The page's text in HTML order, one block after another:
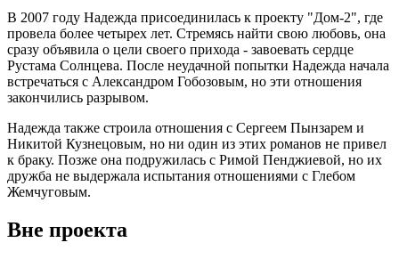
В 2007 году Надежда присоединилась к проекту "Дом-2", где
провела более четырех лет. Стремясь найти свою любовь, она
сразу объявила о цели своего прихода - завоевать сердце
Рустама Солнцева. После неудачной попытки Надежда начала
встречаться с Александром Гобозовым, но эти отношения
закончились разрывом.
Надежда также строила отношения с Сергеем Пынзарем и
Никитой Кузнецовым, но ни один из этих романов не привел
к браку. Позже она подружилась с Римой Пенджиевой, но их
дружба не выдержала испытания отношениями с Глебом
Жемчуговым.
Вне проекта